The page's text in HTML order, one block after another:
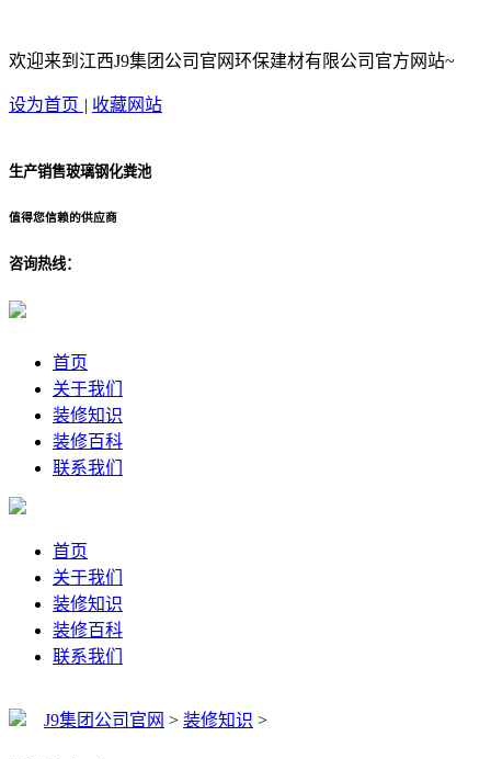
欢迎来到江西J9集团公司官网环保建材有限公司官方网站~
设为首页 | 收藏网站
生产销售玻璃钢化粪池
值得您信赖的供应商
咨询热线：
首页
关于我们
装修知识
装修百科
联系我们
首页
关于我们
装修知识
装修百科
联系我们
J9集团公司官网 > 装修知识 >